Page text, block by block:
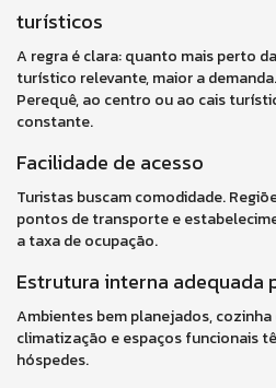
turísticos
A regra é clara: quanto mais perto
turístico relevante, maior a
Perequê, ao centro ou ao cais
constante.
Facilidade de acesso
Turistas buscam comodidade.
pontos de transporte e
a taxa de ocupação.
Estrutura interna adequada
Ambientes bem planejados,
climatização e espaços funcionais
hóspedes.